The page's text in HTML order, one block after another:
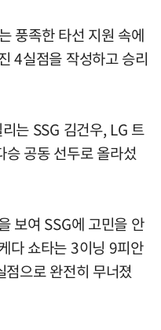
풍족한 타선 지원 속에
4실점을 작성하고 승리
는 SSG 김건우, LG 트
승 공동 선두로 올라섰
보여 SSG에 고민을 안
다 쇼타는 3이닝 9피안
으로 완전히 무너졌